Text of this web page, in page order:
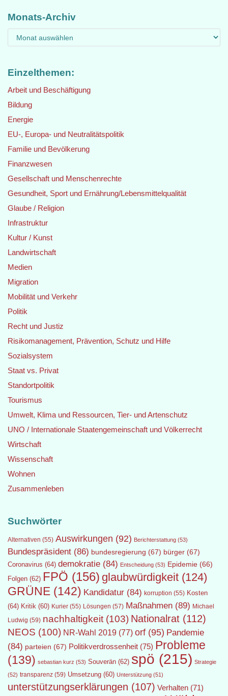
Monats-Archiv
Einzelthemen:
Arbeit und Beschäftigung
Bildung
Energie
EU-, Europa- und Neutralitätspolitik
Familie und Bevölkerung
Finanzwesen
Gesellschaft und Menschenrechte
Gesundheit, Sport und Ernährung/Lebensmittelqualität
Glaube / Religion
Infrastruktur
Kultur / Kunst
Landwirtschaft
Medien
Migration
Mobilität und Verkehr
Politik
Recht und Justiz
Risikomanagement, Prävention, Schutz und Hilfe
Sozialsystem
Staat vs. Privat
Standortpolitik
Tourismus
Umwelt, Klima und Ressourcen, Tier- und Artenschutz
UNO / Internationale Staatengemeinschaft und Völkerrecht
Wirtschaft
Wissenschaft
Wohnen
Zusammenleben
Suchwörter
Alternativen (55) Auswirkungen (92) Berichterstattung (53)
Bundespräsident (86) bundesregierung (67) bürger (67)
Coronavirus (64) demokratie (84) Entscheidung (53) Epidemie (66)
Folgen (62) FPÖ (156) glaubwürdigkeit (124)
GRÜNE (142) Kandidatur (84) korruption (55) Kosten
(64) Kritik (60) Kurier (55) Lösungen (57) Maßnahmen (89) Michael
Ludwig (59) nachhaltigkeit (103) Nationalrat (112)
NEOS (100) NR-Wahl 2019 (77) orf (95) Pandemie
(84) parteien (67) Politikverdrossenheit (75) Probleme
(139) sebastian kurz (53) Souverän (62) spö (215) Strategie
(52) transparenz (59) Umsetzung (60) Unterstützung (51)
unterstützungserklärungen (107) Verhalten (71)